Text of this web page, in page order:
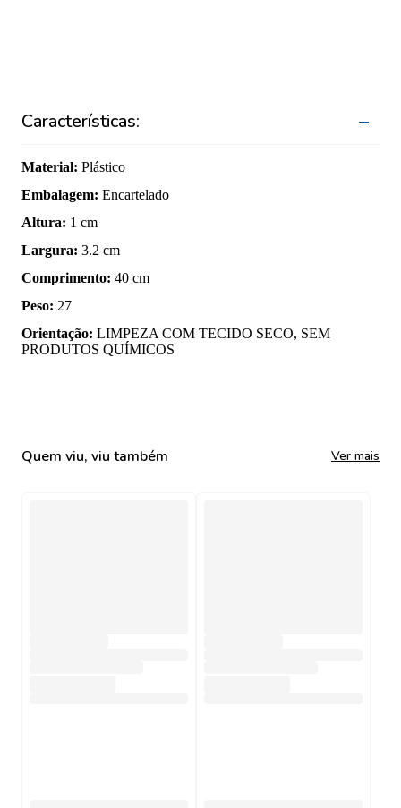
Características:
Material: Plástico
Embalagem: Encartelado
Altura: 1 cm
Largura: 3.2 cm
Comprimento: 40 cm
Peso: 27
Orientação: LIMPEZA COM TECIDO SECO, SEM
PRODUTOS QUÍMICOS
Quem viu, viu também Ver mais